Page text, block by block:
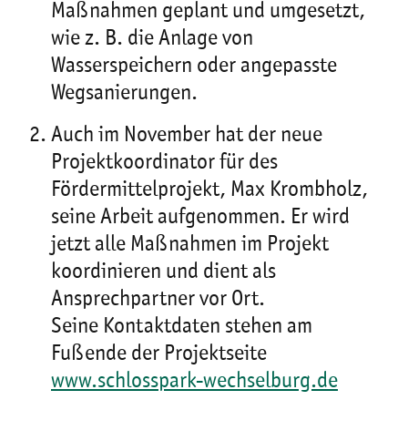
Maßnahmen geplant und umgesetzt,
wie z. B. die Anlage von
Wasserspeichern oder angepasste
Wegsanierungen.
Auch im November hat der neue
Projektkoordinator für des
Fördermittelprojekt, Max Krombholz,
seine Arbeit aufgenommen. Er wird
jetzt alle Maßnahmen im Projekt
koordinieren und dient als
Ansprechpartner vor Ort.
Seine Kontaktdaten stehen am
Fußende der Projektseite
www.schlosspark-wechselburg.de